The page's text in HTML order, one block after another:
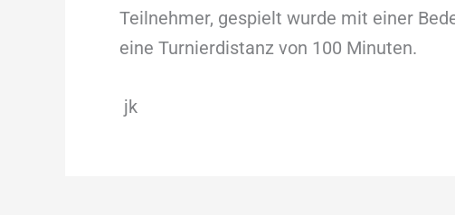
Teilnehmer, gespielt wurde mit einer
eine Turnierdistanz von 100 Minuten.
jk